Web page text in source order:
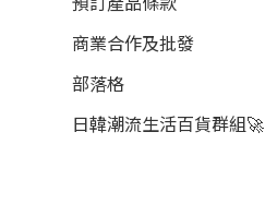
商業合作及批發
部落格
日韓潮流生活百貨群組🚀